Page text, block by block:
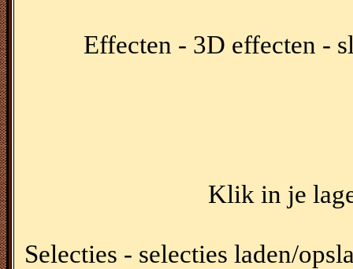
Effecten - 3D effecten -
Klik in je
Selecties - selecties laden/